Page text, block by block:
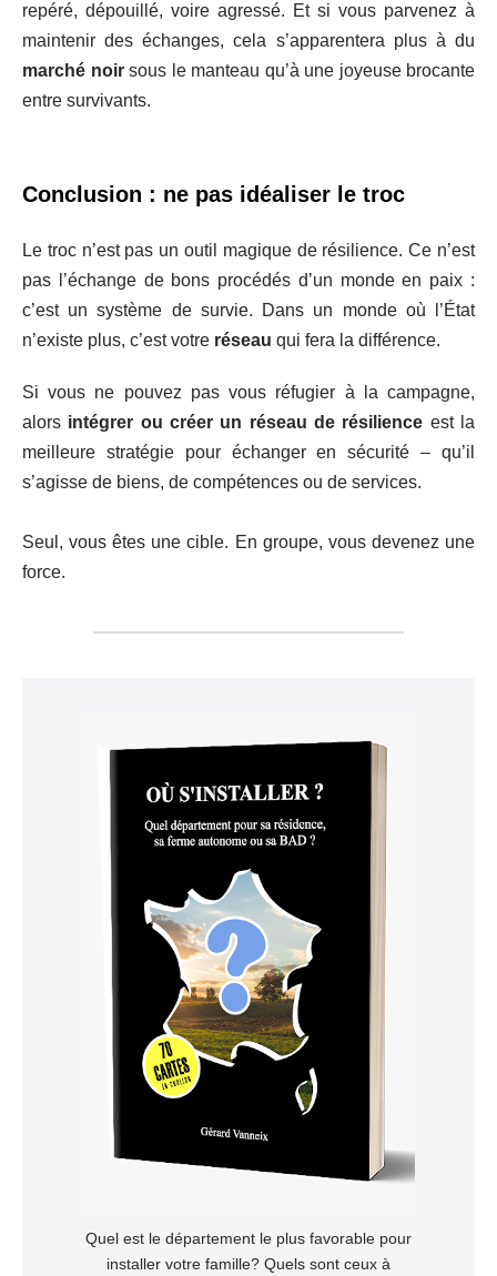
repéré, dépouillé, voire agressé. Et si vous parvenez à
maintenir des échanges, cela s’apparentera plus à du
marché noirsous le manteau qu’à une joyeuse brocante
entre survivants.
Conclusion : ne pas idéaliser le troc
Le troc n’est pas un outil magique de résilience. Ce n’est
pas l’échange de bons procédés d’un monde en paix :
c’est un système de survie. Dans un monde où l’État
n’existe plus, c’est votre réseau qui fera la différence.
Si vous ne pouvez pas vous réfugier à la campagne,
alors intégrer ou créer un réseau de résilience est la
meilleure stratégie pour échanger en sécurité – qu’il
s’agisse de biens, de compétences ou de services.
Seul, vous êtes une cible. En groupe, vous devenez une
force.
Quel est le département le plus favorable pour
installer votre famille? Quels sont ceux à